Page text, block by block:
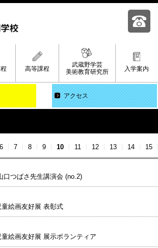
高等課程
武蔵野学芸
美術教育研究所
入学案内
アクセス
6 7 8 9 10 11 12 13 14 15
口つばさ先生講演会 (no.2)
童絵画友好展 表彰式
童絵画友好展 展示ボランティア